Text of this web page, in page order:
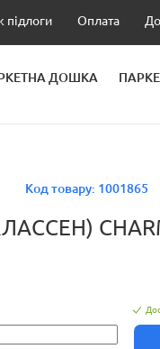
підлоги Оплата
ДОШКА
Код товару: 1001865